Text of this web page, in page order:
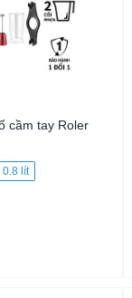
cầm tay Roler
0.8 lít